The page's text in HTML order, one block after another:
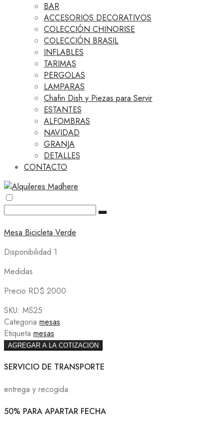
BAR
ACCESORIOS DECORATIVOS
COLECCIÓN CHINORISE
COLECCIÓN BRASIL
INFLABLES
TARIMAS
PERGOLAS
LAMPARAS
Chafin Dish y Piezas para Servir
ESTANTES
ALFOMBRAS
NAVIDAD
GRANJA
DETALLES
CONTACTO
Mesa Bicicleta Verde
Disponibilidad 1
Medidas
Precio RD$ 2000
SKU: MS25
Categoria mesas
Etiqueta mesas
AGREGAR A LA COTIZACION
SERVICIO DE TRANSPORTE
entrega y recogida
50% PARA APARTAR FECHA